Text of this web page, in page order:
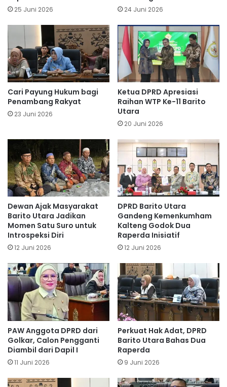
25 Juni 2026 24 Juni 2026
Cari Payung Hukum bagi
Penambang Rakyat
23 Juni 2026
Ketua DPRD Apresiasi
Raihan WTP Ke-11 Barito
Utara
20 Juni 2026
Dewan Ajak Masyarakat
Barito Utara Jadikan
Momen Satu Suro untuk
Introspeksi Diri
12 Juni 2026
DPRD Barito Utara
Gandeng Kemenkumham
Kalteng Godok Dua
Raperda Inisiatif
12 Juni 2026
PAW Anggota DPRD dari
Golkar, Calon Pengganti
Diambil dari Dapil I
11 Juni 2026
Perkuat Hak Adat, DPRD
Barito Utara Bahas Dua
Raperda
9 Juni 2026